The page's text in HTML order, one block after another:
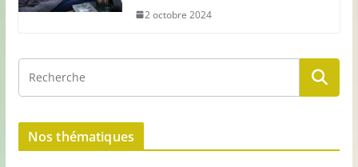
2 octobre 2024
Nos thématiques